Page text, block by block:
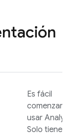
Es fácil
comenzar a
usar Analytics
Solo tienes que